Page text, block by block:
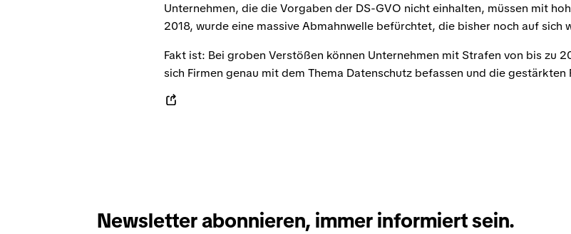
Unternehmen, die die Vorgaben der DS-GVO nicht einhalten, müssen mit
2018, wurde eine massive Abmahnwelle befürchtet, die bisher noch auf sich
Fakt ist: Bei groben Verstößen können Unternehmen mit Strafen von bis zu
sich Firmen genau mit dem Thema Datenschutz befassen und die
Newsletter abonnieren, immer informiert sein.